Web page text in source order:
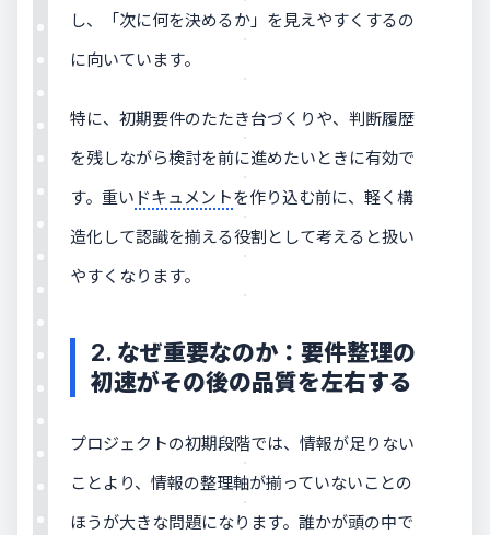
し、「次に何を決めるか」を見えやすくするの
に向いています。
特に、初期要件のたたき台づくりや、判断履歴
を残しながら検討を前に進めたいときに有効で
す。重い ドキュメントを作り込む前に、軽く構
造化して認識を揃える役割として考えると扱い
やすくなります。
2. なぜ重要なのか：要件整理の
初速がその後の品質を左右する
プロジェクトの初期段階では、情報が足りない
ことより、情報の整理軸が揃っていないことの
ほうが大きな問題になります。誰かが頭の中で